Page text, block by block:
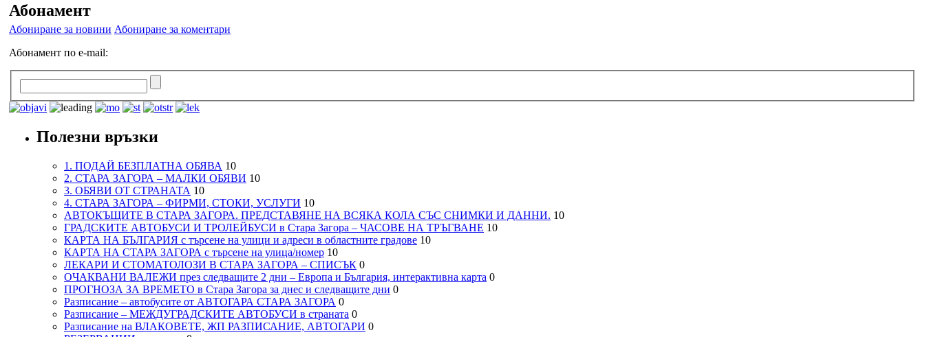
Абонамент
Абониране за новини Абониране за коментари
Абонамент по e-mail:
Полезни връзки
1. ПОДАЙ БЕЗПЛАТНА ОБЯВА 10
2. СТАРА ЗАГОРА – МАЛКИ ОБЯВИ 10
3. ОБЯВИ ОТ СТРАНАТА 10
4. СТАРА ЗАГОРА – ФИРМИ, СТОКИ, УСЛУГИ 10
АВТОКЪЩИТЕ В СТАРА ЗАГОРА. ПРЕДСТАВЯНЕ НА ВСЯКА КОЛА СЪС СНИМКИ И ДАННИ. 10
ГРАДСКИТЕ АВТОБУСИ И ТРОЛЕЙБУСИ в Стара Загора – ЧАСОВЕ НА ТРЪГВАНЕ 10
КАРТА НА БЪЛГАРИЯ с търсене на улици и адреси в областните градове 10
КАРТА НА СТАРА ЗАГОРА с търсене на улица/номер 10
ЛЕКАРИ И СТОМАТОЛОЗИ В СТАРА ЗАГОРА – СПИСЪК 0
ОЧАКВАНИ ВАЛЕЖИ през следващите 2 дни – Европа и България, интерактивна карта 0
ПРОГНОЗА ЗА ВРЕМЕТО в Стара Загора за днес и следващите дни 0
Разписание – автобусите от АВТОГАРА СТАРА ЗАГОРА 0
Разписание – МЕЖДУГРАДСКИТЕ АВТОБУСИ в страната 0
Разписание на ВЛАКОВЕТЕ, ЖП РАЗПИСАНИЕ, АВТОГАРИ 0